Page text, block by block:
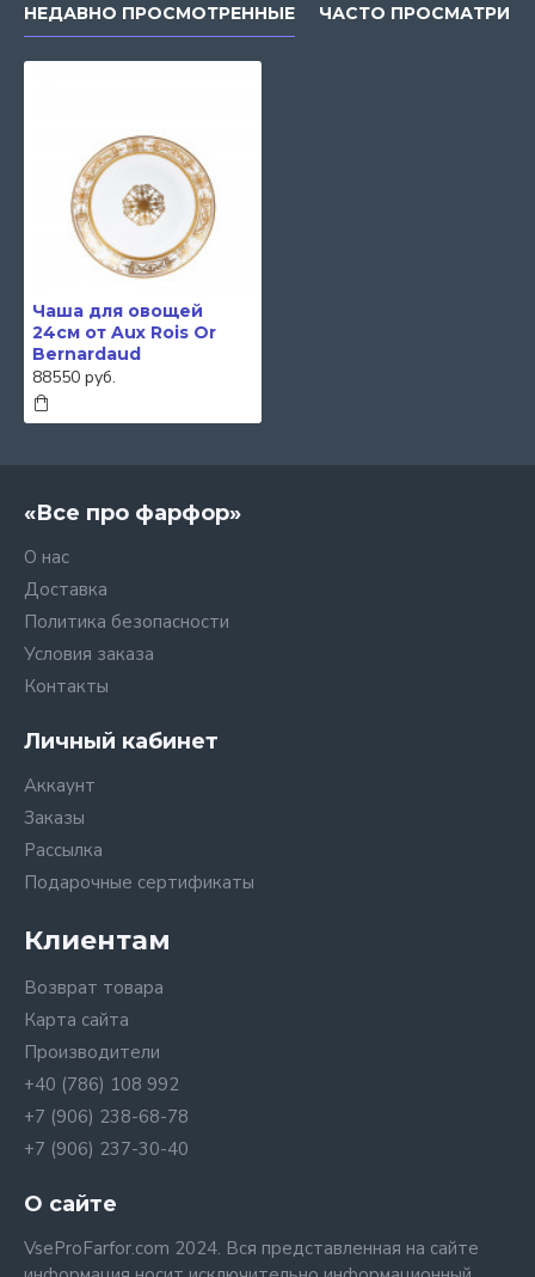
НЕДАВНО ПРОСМОТРЕННЫЕ ЧАСТО
Чаша для овощей
24см от Aux Rois Or
Bernardaud
88550 руб.
«Все про фарфор»
О нас
Доставка
Политика безопасности
Условия заказа
Контакты
Личный кабинет
Аккаунт
Заказы
Рассылка
Подарочные сертификаты
Клиентам
Возврат товара
Карта сайта
Производители
+40 (786) 108 992
+7 (906) 238-68-78
+7 (906) 237-30-40
О сайте
VseProFarfor.com 2024. Вся представленная на сайте